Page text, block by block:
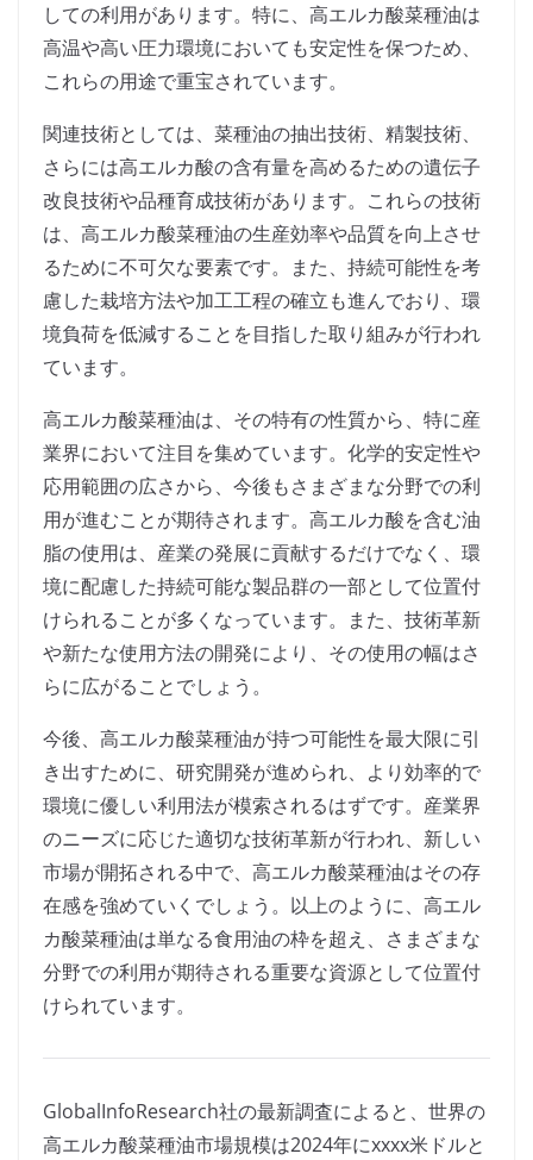
しての利用があります。特に、高エルカ酸菜種油は
高温や高い圧力環境においても安定性を保つため、
これらの用途で重宝されています。
関連技術としては、菜種油の抽出技術、精製技術、
さらには高エルカ酸の含有量を高めるための遺伝子
改良技術や品種育成技術があります。これらの技術
は、高エルカ酸菜種油の生産効率や品質を向上させ
るために不可欠な要素です。また、持続可能性を考
慮した栽培方法や加工工程の確立も進んでおり、環
境負荷を低減することを目指した取り組みが行われ
ています。
高エルカ酸菜種油は、その特有の性質から、特に産
業界において注目を集めています。化学的安定性や
応用範囲の広さから、今後もさまざまな分野での利
用が進むことが期待されます。高エルカ酸を含む油
脂の使用は、産業の発展に貢献するだけでなく、環
境に配慮した持続可能な製品群の一部として位置付
けられることが多くなっています。また、技術革新
や新たな使用方法の開発により、その使用の幅はさ
らに広がることでしょう。
今後、高エルカ酸菜種油が持つ可能性を最大限に引
き出すために、研究開発が進められ、より効率的で
環境に優しい利用法が模索されるはずです。産業界
のニーズに応じた適切な技術革新が行われ、新しい
市場が開拓される中で、高エルカ酸菜種油はその存
在感を強めていくでしょう。以上のように、高エル
カ酸菜種油は単なる食用油の枠を超え、さまざまな
分野での利用が期待される重要な資源として位置付
けられています。
GlobalInfoResearch社の最新調査によると、世界の
高エルカ酸菜種油市場規模は2024年にxxxx米ドルと